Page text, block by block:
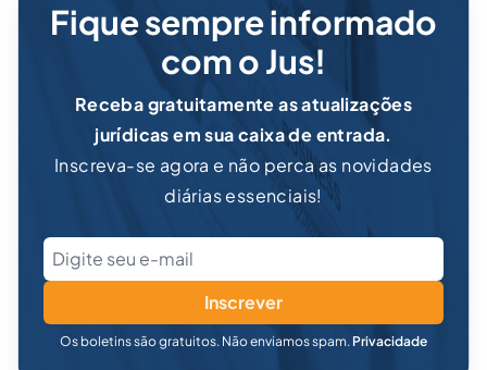
Fique sempre informado
com o Jus!
Receba gratuitamente as atualizações
jurídicas em sua caixa de entrada.
Inscreva-se agora e não perca as novidades
diárias essenciais!
Inscrever
Os boletins são gratuitos. Não enviamos spam. Privacidade